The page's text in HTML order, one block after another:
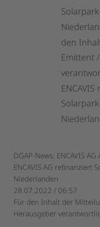
den
Emittent /
ENCAVIS
DGAP-News: ENCAVIS
ENCAVIS AG refinanziert
Niederlanden
28.07.2022 / 06:57
Für den Inhalt der
Herausgeber